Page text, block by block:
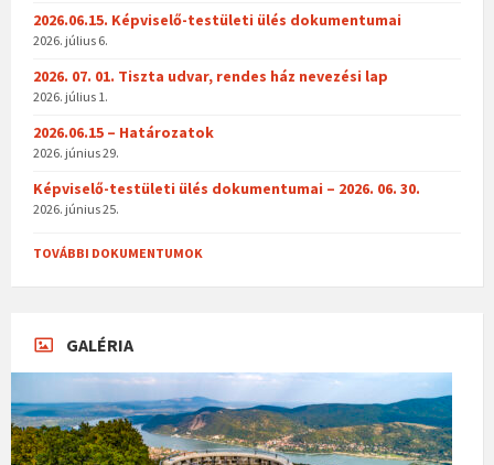
2026.06.15. Képviselő-testületi ülés dokumentumai
2026. július 6.
2026. 07. 01. Tiszta udvar, rendes ház nevezési lap
2026. július 1.
2026.06.15 – Határozatok
2026. június 29.
Képviselő-testületi ülés dokumentumai – 2026. 06. 30.
2026. június 25.
TOVÁBBI DOKUMENTUMOK
GALÉRIA